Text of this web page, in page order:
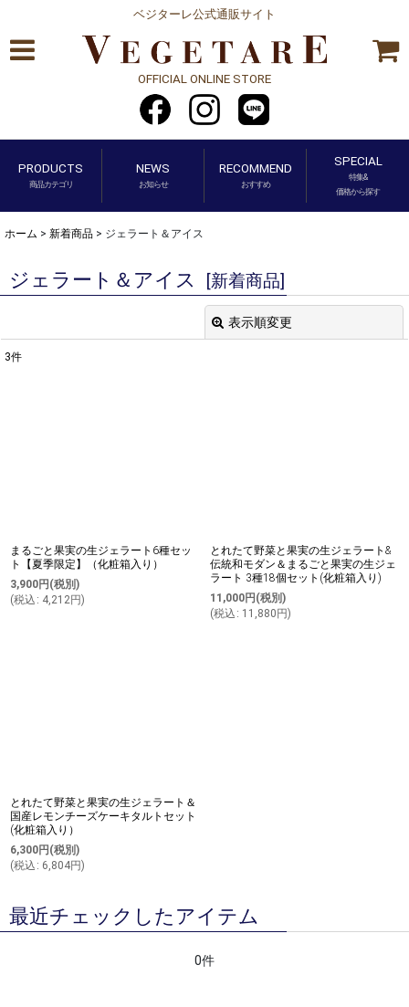
ベジターレ公式通販サイト
OFFICIAL ONLINE STORE
PRODUCTS
商品カテゴリ
NEWS
お知らせ
RECOMMEND
おすすめ
SPECIAL
特集&
価格から探す
ホーム > 新着商品 > ジェラート＆アイス
ジェラート＆アイス [新着商品]
表示順変更
3件
まるごと果実の生ジェラート6種セッ
ト【夏季限定】（化粧箱入り）
3,900円 (税別)
(税込 : 4,212円)
とれたて野菜と果実の生ジェラート&
伝統和モダン＆まるごと果実の生ジェ
ラート 3種18個セット(化粧箱入り)
11,000円 (税別)
(税込 : 11,880 円)
とれたて野菜と果実の生ジェラート＆
国産レモンチーズケーキタルトセット
(化粧箱入り）
6,300円 (税別)
(税込 : 6,804円)
最近チェックしたアイテム
0件